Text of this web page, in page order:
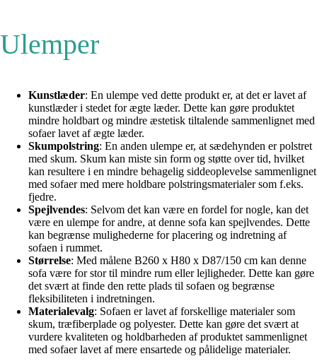
Ulemper
Kunstlæder: En ulempe ved dette produkt er, at det er lavet af
kunstlæder i stedet for ægte læder. Dette kan gøre produktet
mindre holdbart og mindre æstetisk tiltalende sammenlignet med
sofaer lavet af ægte læder.
Skumpolstring: En anden ulempe er, at sædehynden er polstret
med skum. Skum kan miste sin form og støtte over tid, hvilket
kan resultere i en mindre behagelig siddeoplevelse sammenlignet
med sofaer med mere holdbare polstringsmaterialer som f.eks.
fjedre.
Spejlvendes: Selvom det kan være en fordel for nogle, kan det
være en ulempe for andre, at denne sofa kan spejlvendes. Dette
kan begrænse mulighederne for placering og indretning af
sofaen i rummet.
Størrelse: Med målene B260 x H80 x D87/150 cm kan denne
sofa være for stor til mindre rum eller lejligheder. Dette kan gøre
det svært at finde den rette plads til sofaen og begrænse
fleksibiliteten i indretningen.
Materialevalg: Sofaen er lavet af forskellige materialer som
skum, træfiberplade og polyester. Dette kan gøre det svært at
vurdere kvaliteten og holdbarheden af ​​produktet sammenlignet
med sofaer lavet af mere ensartede og pålidelige materialer.